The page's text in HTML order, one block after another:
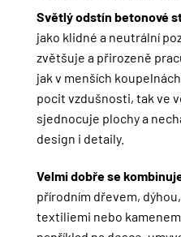
Světlý odstín betonové
jako klidné a neutrální
zvětšuje a přirozeně
jak v menších
pocit vzdušnosti, tak ve
sjednocuje plochy a
design i detaily.
Velmi dobře se
přírodním dřevem,
textiliemi nebo